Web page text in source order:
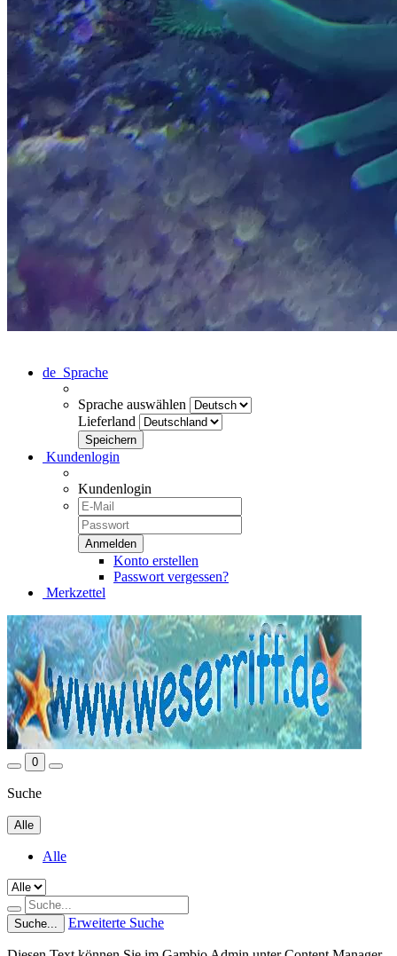
de Sprache
Sprache auswählen
Lieferland
Kundenlogin
Kundenlogin
Konto erstellen
Passwort vergessen?
Merkzettel
0
Suche
Alle
Alle
Suche... Erweiterte Suche